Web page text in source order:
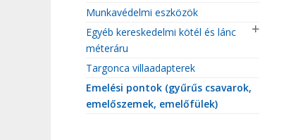
Munkavédelmi eszközök
Egyéb kereskedelmi kötél és lánc
méteráru
Targonca villaadapterek
Emelési pontok (gyűrűs csavarok,
emelőszemek, emelőfülek)